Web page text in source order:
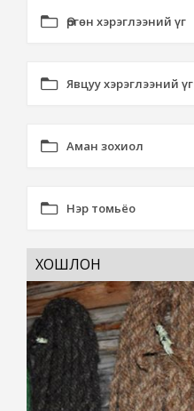
Өргөн хэрэглээний үг
Явцуу хэрэглээний үг
Аман зохиол
Нэр томьёо
ХОШЛОН